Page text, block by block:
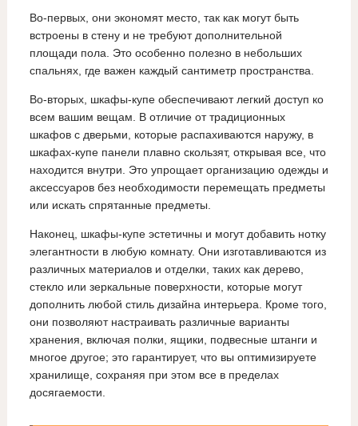
Во-первых, они экономят место, так как могут быть
встроены в стену и не требуют дополнительной
площади пола. Это особенно полезно в небольших
спальнях, где важен каждый сантиметр пространства.
Во-вторых, шкафы-купе обеспечивают легкий доступ ко
всем вашим вещам. В отличие от традиционных
шкафов с дверьми, которые распахиваются наружу, в
шкафах-купе панели плавно скользят, открывая все, что
находится внутри. Это упрощает организацию одежды и
аксессуаров без необходимости перемещать предметы
или искать спрятанные предметы.
Наконец, шкафы-купе эстетичны и могут добавить нотку
элегантности в любую комнату. Они изготавливаются из
различных материалов и отделки, таких как дерево,
стекло или зеркальные поверхности, которые могут
дополнить любой стиль дизайна интерьера. Кроме того,
они позволяют настраивать различные варианты
хранения, включая полки, ящики, подвесные штанги и
многое другое; это гарантирует, что вы оптимизируете
хранилище, сохраняя при этом все в пределах
досягаемости.